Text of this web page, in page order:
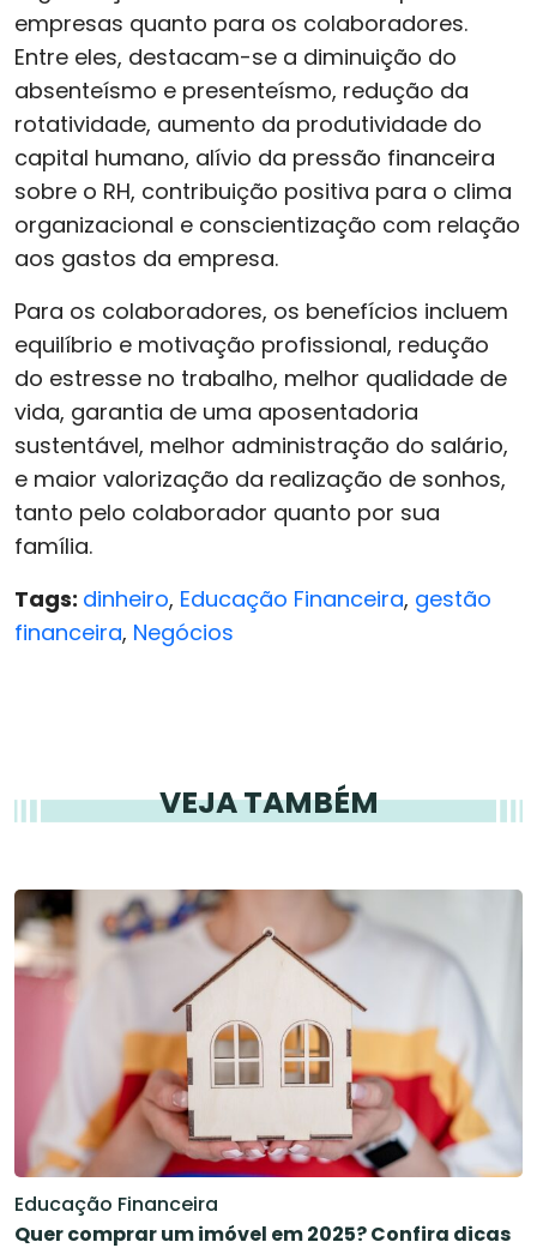
empresas quanto para os colaboradores.
Entre eles, destacam-se a diminuição do
absenteísmo e presenteísmo, redução da
rotatividade, aumento da produtividade do
capital humano, alívio da pressão financeira
sobre o RH, contribuição positiva para o clima
organizacional e conscientização com relação
aos gastos da empresa.
Para os colaboradores, os benefícios incluem
equilíbrio e motivação profissional, redução
do estresse no trabalho, melhor qualidade de
vida, garantia de uma aposentadoria
sustentável, melhor administração do salário,
e maior valorização da realização de sonhos,
tanto pelo colaborador quanto por sua
família.
Tags: dinheiro, Educação Financeira, gestão
financeira, Negócios
VEJA TAMBÉM
Educação Financeira
Quer comprar um imóvel em 2025? Confira dicas